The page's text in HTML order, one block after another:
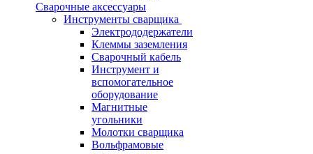
Сварочные аксессуары
Инструменты сварщика
Электрододержатели
Клеммы заземления
Сварочный кабель
Инструмент и
вспомогательное
оборудование
Магнитные
угольники
Молотки сварщика
Вольфрамовые